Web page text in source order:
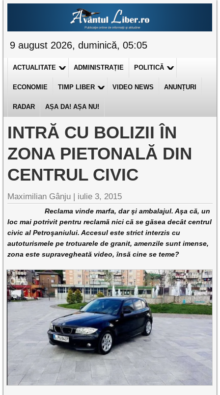
9 august 2026, duminică, 05:05
ACTUALITATE ADMINISTRAȚIE POLITICĂ
ECONOMIE TIMP LIBER VIDEO NEWS ANUNȚURI
RADAR AȘA DA! AȘA NU!
INTRĂ CU BOLIZII ÎN
ZONA PIETONALĂ DIN
CENTRUL CIVIC
Maximilian Gânju | iulie 3, 2015
Reclama vinde marfa, dar şi ambalajul. Aşa că, un
loc mai potrivit pentru reclamă nici că se găsea decât centrul
civic al Petroşaniului. Accesul este strict interzis cu
autoturismele pe trotuarele de granit, amenzile sunt imense,
zona este supravegheată video, însă cine se teme?